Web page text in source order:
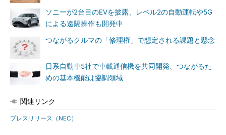
ソニーが2台目のEVを披露、レベル2の自動運転や5G
による遠隔操作も開発中
つながるクルマの「修理権」で想定される課題と懸念
日系自動車5社で車載通信機を共同開発、つながるた
めの基本機能は協調領域
関連リンク
プレスリリース（NEC）